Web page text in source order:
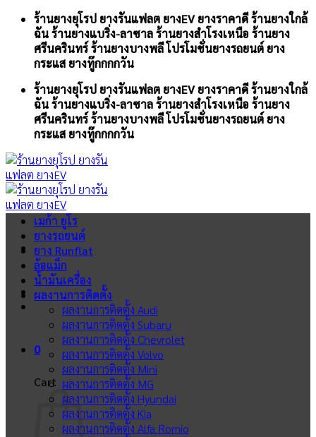
Skip
content
ร้านยางยุโรป ยางรันแฟลต ยางEV ยางราคาดี ร้านยางใกล้
ฉัน ร้านยางแบริ่ง-ลาซาล ร้านยางสำโรงเหนือ ร้านยาง
ศรีนครินทร์ ร้านยางบางพลี โปรโมชั่นยางรถยนต์ ยาง
กระแส ยางทู๊กกกกวัน
ร้านยางยุโรป ยางรันแฟลต ยางEV ยางราคาดี ร้านยางใกล้
ฉัน ร้านยางแบริ่ง-ลาซาล ร้านยางสำโรงเหนือ ร้านยาง
ศรีนครินทร์ ร้านยางบางพลี โปรโมชั่นยางรถยนต์ ยาง
กระแส ยางทู๊กกกกวัน
0
Cart
เมก้า ยูโร
ยางรถยนต์
ยาง Runflat
ล้อแม็ก
น้ำมันเครื่อง
ผลงานการติดตั้ง
ผลงานการติดตั้ง Audi
ผลงานการติดตั้ง Subaru
ผลงานการติดตั้ง Chevrolet
ผลงานการติดตั้ง Volvo
ผลงานการติดตั้ง Mini
ผลงานการติดตั้ง MG
ผลงานการติดตั้ง Hyundai
ผลงานการติดตั้ง Kia
ผลงานการติดตั้ง Alfa Romio